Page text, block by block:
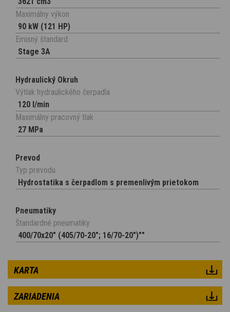
Maximálny výkon
90 kW (121 HP)
Emisný štandard
Stage 3A
Hydraulický Okruh
Výtlak hydraulického čerpadla
120 l/min
Maximálny pracovný tlak
27 MPa
Prevod
Typ prevodu
Hydrostatika s čerpadlom s premenlivým prietokom
Pneumatiky
Štandardné pneumatiky
400/70x20" (405/70-20"; 16/70-20")""
KARTA
ZARIADENIA